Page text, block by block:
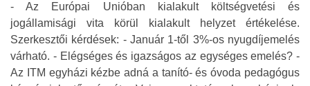
- Az Európai Unióban kialakult költségvetési és
jogállamisági vita körül kialakult helyzet értékelése.
Szerkesztői kérdések: - Január 1-től 3%-os nyugdíjemelés
várható. - Elégséges és igazságos az egységes emelés? -
Az ITM egyházi kézbe adná a tanító- és óvoda pedagógus